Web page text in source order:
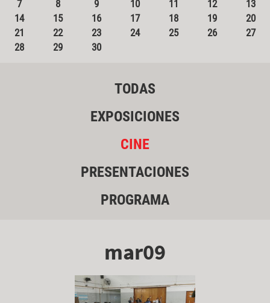
7
8 9 10 11 12
13
14
15 16 17 18 19
20
21
22 23 24 25 26
27
28
29 30
TODAS
EXPOSICIONES
CINE
PRESENTACIONES
PROGRAMA
mar09